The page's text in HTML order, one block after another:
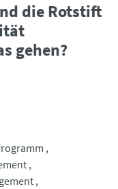
die Rotstift
gehen?